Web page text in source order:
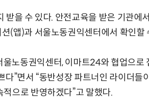
을 수 있다. 안전교육을 받은 기관에
(앱)과 서울노동권익센터에서 확인할
노동권익센터, 이마트24와 협업으로
”면서 “동반성장 파트너인 라이더들
으로 반영하겠다”고 말했다.